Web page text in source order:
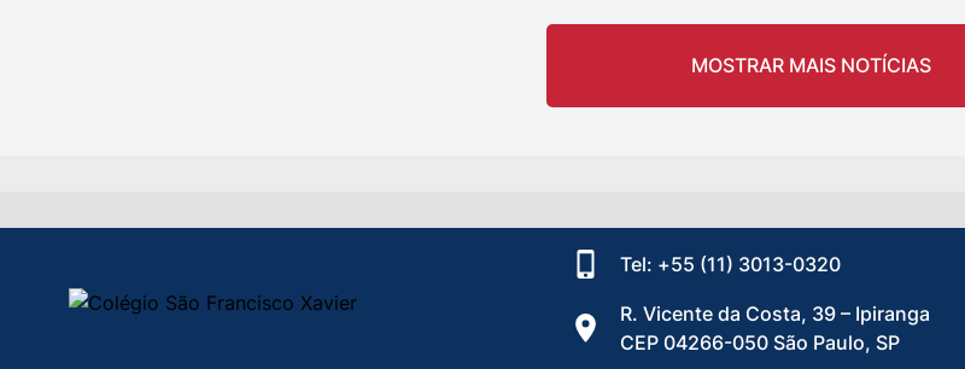
MOSTRAR MAIS NOTÍCIAS
Tel: +55 (11) 3013-0320
R. Vicente da Costa, 39 – Ipiranga
CEP 04266-050 São Paulo, SP